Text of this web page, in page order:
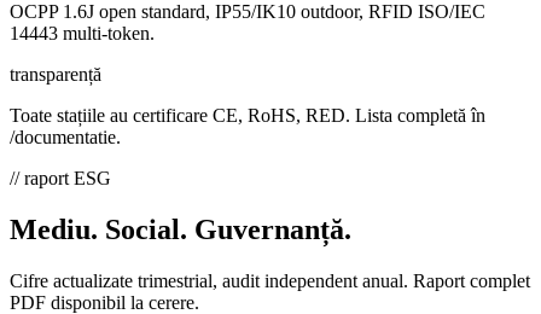
OCPP 1.6J open standard, IP55/IK10 outdoor, RFID ISO/IEC
14443 multi-token.
transparență
Toate stațiile au certificare CE, RoHS, RED. Lista completă în
/documentatie.
// raport ESG
Mediu. Social. Guvernanță.
Cifre actualizate trimestrial, audit independent anual. Raport complet
PDF disponibil la cerere.